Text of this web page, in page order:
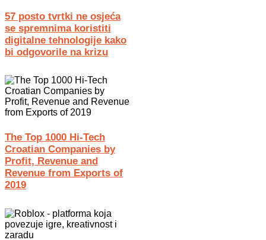
57 posto tvrtki ne osjeća
se spremnima koristiti
digitalne tehnologije kako
bi odgovorile na krizu
The Top 1000 Hi-Tech
Croatian Companies by
Profit, Revenue and
Revenue from Exports of
2019